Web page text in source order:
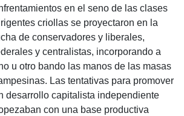
en el seno de las clases
criollas se proyectaron en la
de conservadores y liberales,
y centralistas, incorporando a
u otro bando las manos de las masas
Las tentativas para promover
desarrollo capitalista independiente
con una base productiva